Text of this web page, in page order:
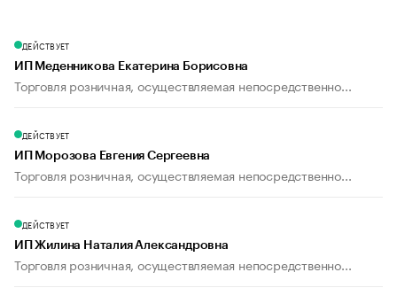
ДЕЙСТВУЕТ
ИП Меденникова Екатерина Борисовна
Торговля розничная, осуществляемая непосредственно...
ДЕЙСТВУЕТ
ИП Морозова Евгения Сергеевна
Торговля розничная, осуществляемая непосредственно...
ДЕЙСТВУЕТ
ИП Жилина Наталия Александровна
Торговля розничная, осуществляемая непосредственно...